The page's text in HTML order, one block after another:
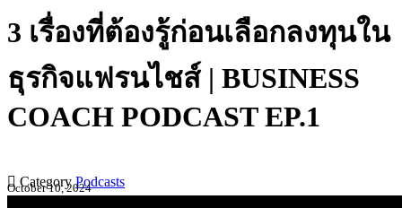
3 เรื่องที่ต้องรู้ก่อนเลือกลงทุนใน
ธุรกิจแฟรนไชส์ | BUSINESS
COACH PODCAST EP.1
 CategoryPodcasts
October 10, 2024